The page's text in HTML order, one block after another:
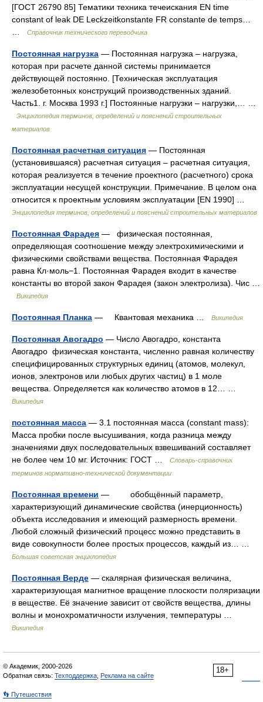
[ГОСТ 26790 85] Тематики техника течеискания EN time
constant of leak DE Leckzeitkonstante FR constante de temps…
Справочник технического переводчика
Постоянная нагрузка — Постоянная нагрузка – нагрузка,
которая при расчете данной системы принимается
действующей постоянно. [Техническая эксплуатация
железобетонных конструкций производственных зданий.
Часть1. г. Москва 1993 г.] Постоянные нагрузки – нагрузки,… …
Энциклопедия терминов, определений и пояснений строительных
материалов
Постоянная расчетная ситуация — Постоянная
(установившаяся) расчетная ситуация – расчетная ситуация,
которая реализуется в течение проектного (расчетного) срока
эксплуатации несущей конструкции. Примечание. В целом она
относится к проектным условиям эксплуатации [EN 1990] …
Энциклопедия терминов, определений и пояснений строительных материалов
Постоянная Фарадея — физическая постоянная,
определяющая соотношение между электрохимическими и
физическими свойствами вещества. Постоянная Фарадея
равна Кл·моль−1. Постоянная Фарадея входит в качестве
константы во второй закон Фарадея (закон электролиза). Чис …
Википедия
Постоянная Планка — Квантовая механика … Википедия
Постоянная Авогадро — Число Авогадро, константа
Авогадро физическая константа, численно равная количеству
специфицированных структурных единиц (атомов, молекул,
ионов, электронов или любых других частиц) в 1 моле
вещества. Определяется как количество атомов в 12… …
Википедия
постоянная масса — 3.1 постоянная масса (соnstаnt mаss):
Масса пробки после высушивания, когда разница между
значениями двух последовательных взвешиваний составляет
не более чем 10 мг. Источник: ГОСТ …
Словарь-справочник
терминов нормативно-технической документации
Постоянная времени — обобщённый параметр,
характеризующий динамические свойства (инерционность)
объекта исследования и имеющий размерность времени.
Любой сложный физический процесс можно представить в
виде совокупности более простых процессов, каждый из… …
Большая советская энциклопедия
Постоянная Верде — скалярная физическая величина,
характеризующая магнитное вращение плоскости поляризации
в веществе. Её значение зависит от свойств вещества, длины
волны и монохроматичности излучения, температуры …
Википедия
18+
© Академик, 2000-2026
Обратная связь: Техподдержка Реклама на сайте
👣 Путешествия